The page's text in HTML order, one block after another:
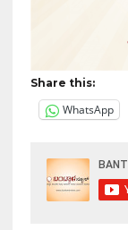
Share this:
WhatsApp